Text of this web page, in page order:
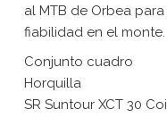
al MTB de Orbea
fiabilidad en el monte.
Conjunto cuadro
Horquilla
SR Suntour XCT 30